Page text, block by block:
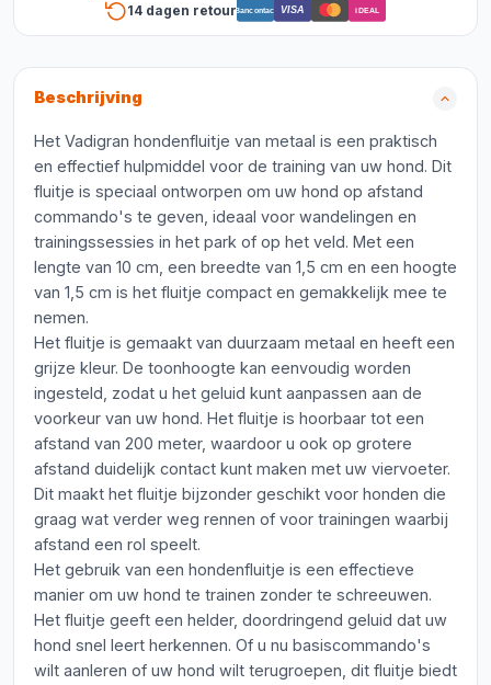
14 dagen retourBancontact VISA iDEAL
Beschrijving
Het Vadigran hondenfluitje van metaal is een praktisch
en effectief hulpmiddel voor de training van uw hond. Dit
fluitje is speciaal ontworpen om uw hond op afstand
commando's te geven, ideaal voor wandelingen en
trainingssessies in het park of op het veld. Met een
lengte van 10 cm, een breedte van 1,5 cm en een hoogte
van 1,5 cm is het fluitje compact en gemakkelijk mee te
nemen.
Het fluitje is gemaakt van duurzaam metaal en heeft een
grijze kleur. De toonhoogte kan eenvoudig worden
ingesteld, zodat u het geluid kunt aanpassen aan de
voorkeur van uw hond. Het fluitje is hoorbaar tot een
afstand van 200 meter, waardoor u ook op grotere
afstand duidelijk contact kunt maken met uw viervoeter.
Dit maakt het fluitje bijzonder geschikt voor honden die
graag wat verder weg rennen of voor trainingen waarbij
afstand een rol speelt.
Het gebruik van een hondenfluitje is een effectieve
manier om uw hond te trainen zonder te schreeuwen.
Het fluitje geeft een helder, doordringend geluid dat uw
hond snel leert herkennen. Of u nu basiscommando's
wilt aanleren of uw hond wilt terugroepen, dit fluitje biedt